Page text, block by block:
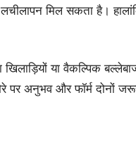
लचीलापन मिल सकता है।
या वैकल्पिक
पर अनुभव और फॉर्म दोनों